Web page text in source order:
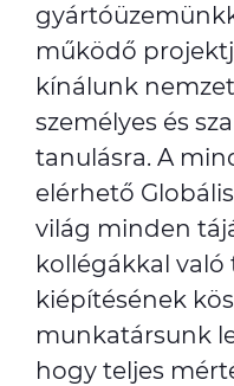
működő
kínálunk
személyes és
tanulásra. A
elérhető
világ minden
kollégákkal
kiépítésének
munkatársunk
hogy teljes